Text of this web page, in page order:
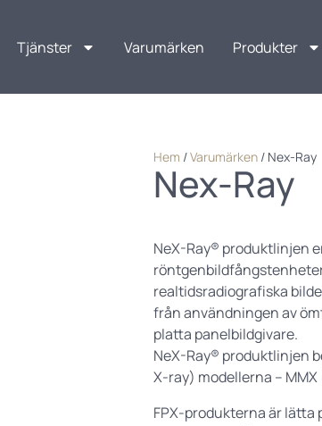
Tjänster Varumärken Produkter
Hem /Varumärken / Nex-Ray
Nex-Ray
NeX-Ray® produktlinjen
realtidsradiografiska
från användningen av
platta panelbildgivare.
NeX-Ray® produktlinjen
X-ray) modellerna –
FPX-produkterna är